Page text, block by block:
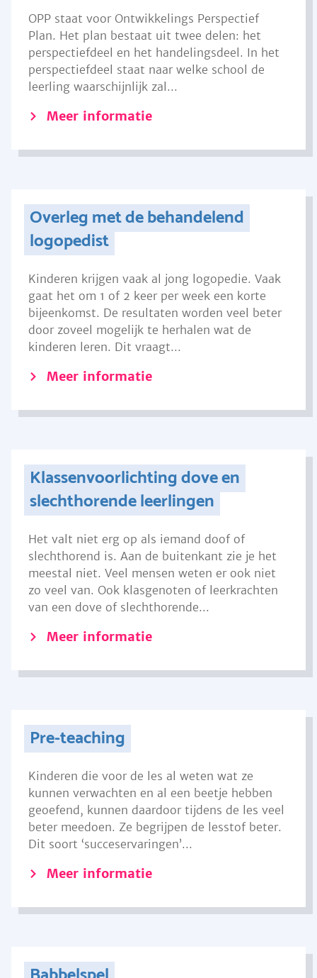
OPP staat voor Ontwikkelings Perspectief
Plan. Het plan bestaat uit twee delen: het
perspectiefdeel en het handelingsdeel. In het
perspectiefdeel staat naar welke school de
leerling waarschijnlijk zal...
Meer informatie
Overleg met de behandelend
logopedist
Kinderen krijgen vaak al jong logopedie. Vaak
gaat het om 1 of 2 keer per week een korte
bijeenkomst. De resultaten worden veel beter
door zoveel mogelijk te herhalen wat de
kinderen leren. Dit vraagt...
Meer informatie
Klassenvoorlichting dove en
slechthorende leerlingen
Het valt niet erg op als iemand doof of
slechthorend is. Aan de buitenkant zie je het
meestal niet. Veel mensen weten er ook niet
zo veel van. Ook klasgenoten of leerkrachten
van een dove of slechthorende...
Meer informatie
Pre-teaching
Kinderen die voor de les al weten wat ze
kunnen verwachten en al een beetje hebben
geoefend, kunnen daardoor tijdens de les veel
beter meedoen. Ze begrijpen de lesstof beter.
Dit soort ‘succeservaringen’...
Meer informatie